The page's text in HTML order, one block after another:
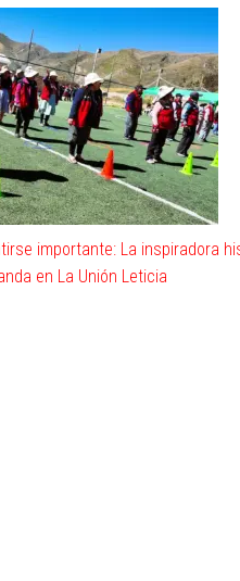
importante: La inspiradora
en La Unión Leticia